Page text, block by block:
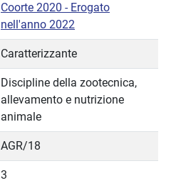
Coorte 2020 - Erogato
nell'anno 2022
Caratterizzante
Discipline della zootecnica,
allevamento e nutrizione
animale
AGR/18
3